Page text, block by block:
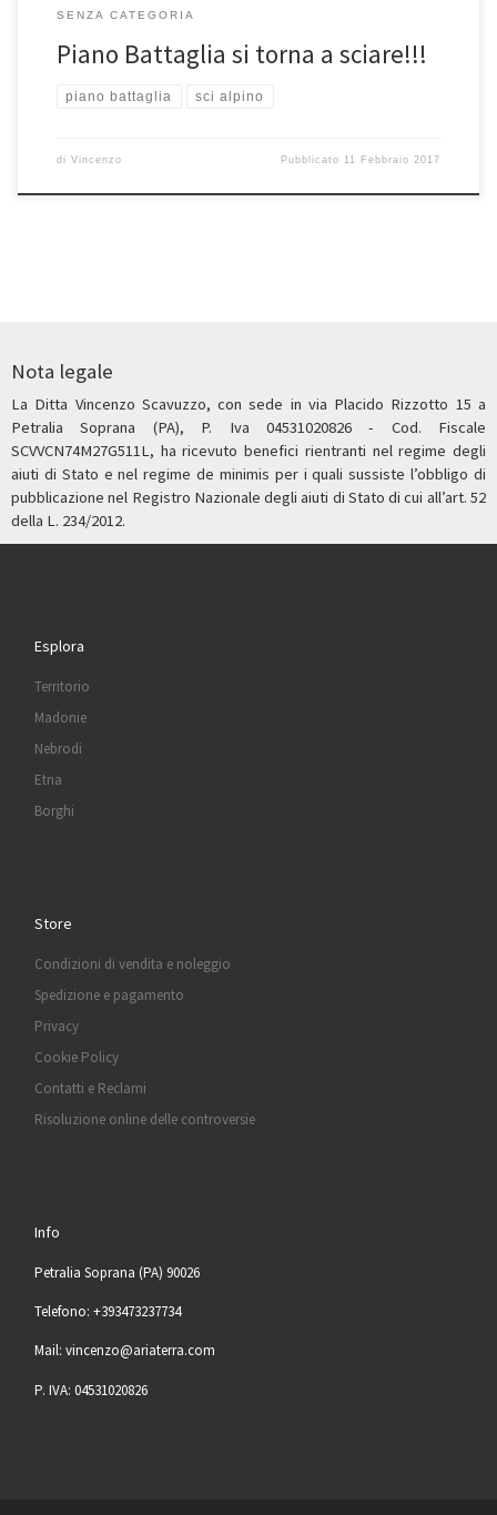
SENZA CATEGORIA
Piano Battaglia si torna a sciare!!!
piano battaglia sci alpino
di Vincenzo Pubblicato 11 Febbraio 2017
Nota legale
La Ditta Vincenzo Scavuzzo, con sede in via Placido Rizzotto 15 a
Petralia Soprana (PA), P. Iva 04531020826 - Cod. Fiscale
SCVVCN74M27G511L, ha ricevuto benefici rientranti nel regime degli
aiuti di Stato e nel regime de minimis per i quali sussiste l’obbligo di
pubblicazione nel Registro Nazionale degli aiuti di Stato di cui all’art. 52
della L. 234/2012.
Esplora
Territorio
Madonie
Nebrodi
Etna
Borghi
Store
Condizioni di vendita e noleggio
Spedizione e pagamento
Privacy
Cookie Policy
Contatti e Reclami
Risoluzione online delle controversie
Info
Petralia Soprana (PA) 90026
Telefono: +393473237734
Mail: vincenzo@ariaterra.com
P. IVA: 04531020826